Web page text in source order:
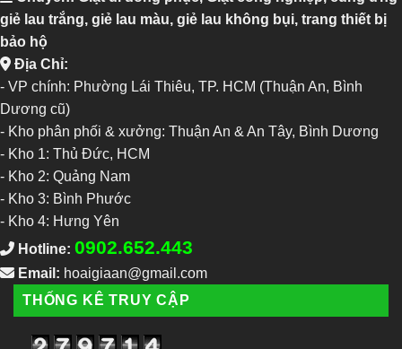
giẻ lau trắng, giẻ lau màu, giẻ lau không bụi, trang thiết bị
bảo hộ
Địa Chỉ:
- VP chính: Phường Lái Thiêu, TP. HCM (Thuận An, Bình
Dương cũ)
- Kho phân phối & xưởng: Thuận An & An Tây, Bình Dương
- Kho 1: Thủ Đức, HCM
- Kho 2: Quảng Nam
- Kho 3: Bình Phước
- Kho 4: Hưng Yên
Hotline: 0902.652.443
Email: hoaigiaan@gmail.com
THỐNG KÊ TRUY CẬP